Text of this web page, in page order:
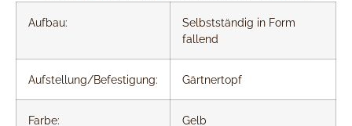
Aufbau:
Selbstständig in Form
fallend
Aufstellung/Befestigung: Gärtnertopf
Farbe: Gelb